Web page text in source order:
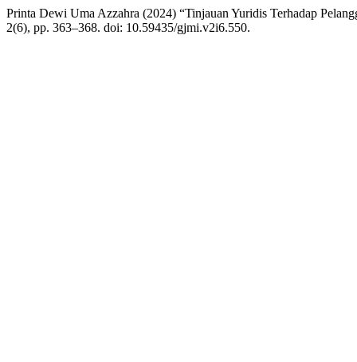
Printa Dewi Uma Azzahra (2024) “Tinjauan Yuridis Terhadap
2(6), pp. 363–368. doi: 10.59435/gjmi.v2i6.550.